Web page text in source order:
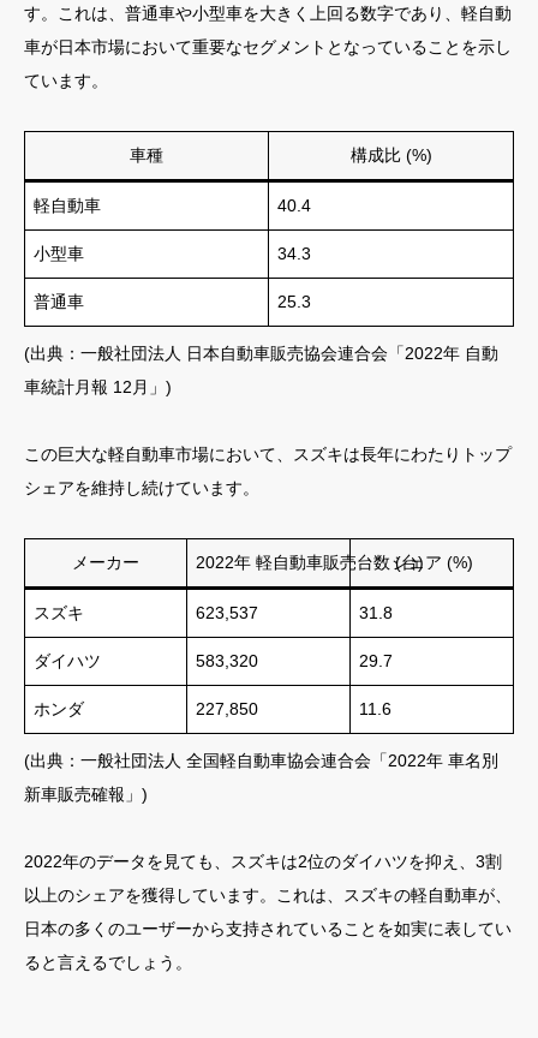
す。これは、普通車や小型車を大きく上回る数字であり、軽自動
車が日本市場において重要なセグメントとなっていることを示し
ています。
車種 構成比 (%)
軽自動車 40.4
小型車 34.3
普通車 25.3
(出典：一般社団法人 日本自動車販売協会連合会「2022年 自動
車統計月報 12月」)
この巨大な軽自動車市場において、スズキは長年にわたりトップ
シェアを維持し続けています。
メーカー 2022年 軽自動車販売台数 (台)シェア (%)
スズキ 623,537 31.8
ダイハツ 583,320 29.7
ホンダ 227,850 11.6
(出典：一般社団法人 全国軽自動車協会連合会「2022年 車名別
新車販売確報」)
2022年のデータを見ても、スズキは2位のダイハツを抑え、3割
以上のシェアを獲得しています。これは、スズキの軽自動車が、
日本の多くのユーザーから支持されていることを如実に表してい
ると言えるでしょう。